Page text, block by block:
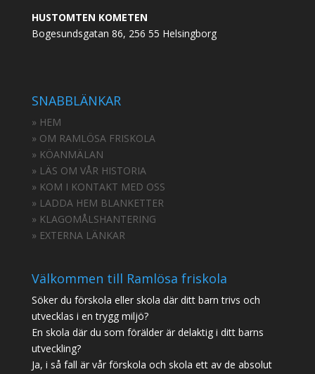
HUSTOMTEN KOMETEN
Bogesundsgatan 86, 256 55 Helsingborg
SNABBLÄNKAR
» HEM
» OM RAMLÖSA FRISKOLA
» KÖANMÄLAN
» LÄS OM VÅR HISTORIA
» KOM I KONTAKT MED OSS
» LADDA HEM BLANKETTER
» KLAGOMÅLSHANTERING
» EXTERNA LÄNKAR
Välkommen till Ramlösa friskola
Söker du förskola eller skola där ditt barn trivs och
utvecklas i en trygg miljö?
En skola där du som förälder är delaktig i ditt barns
utveckling?
Ja, i så fall är vår förskola och skola ett av de absolut